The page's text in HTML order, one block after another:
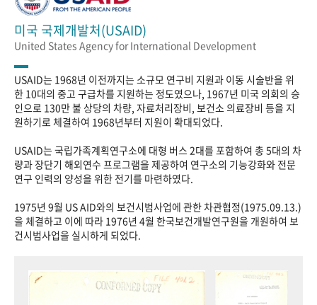
미국 국제개발처(USAID)
United States Agency for International Development
USAID는 1968년 이전까지는 소규모 연구비 지원과 이동 시술반을 위
한 10대의 중고 구급차를 지원하는 정도였으나, 1967년 미국 의회의 승
인으로 130만 불 상당의 차량, 자료처리장비, 보건소 의료장비 등을 지
원하기로 체결하여 1968년부터 지원이 확대되었다.
USAID는 국립가족계획연구소에 대형 버스 2대를 포함하여 총 5대의 차
량과 장단기 해외연수 프로그램을 제공하여 연구소의 기능강화와 전문
연구 인력의 양성을 위한 전기를 마련하였다.
1975년 9월 US AID와의 보건시범사업에 관한 차관협정(1975.09.13.)
을 체결하고 이에 따라 1976년 4월 한국보건개발연구원을 개원하여 보
건시범사업을 실시하게 되었다.